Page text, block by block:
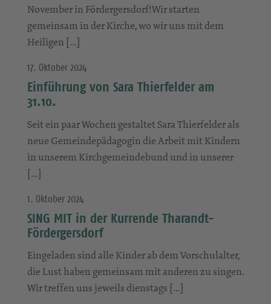
November in Fördergersdorf!Wir starten
gemeinsam in der Kirche, wo wir uns mit dem
Heiligen […]
17. Oktober 2024
Einführung von Sara Thierfelder am
31.10.
Seit ein paar Wochen gestaltet Sara Thierfelder als
neue Gemeindepädagogin die Arbeit mit Kindern
in unserem Kirchgemeindebund und in unserer
[…]
1. Oktober 2024
SING MIT in der Kurrende Tharandt-
Fördergersdorf
Eingeladen sind alle Kinder ab dem Vorschulalter,
die Lust haben gemeinsam mit anderen zu singen.
Wir treffen uns jeweils dienstags […]